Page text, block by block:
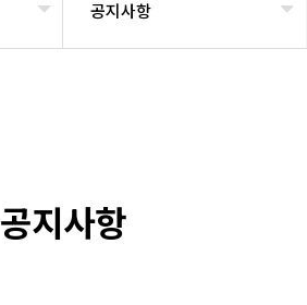
공지사항
공지사항